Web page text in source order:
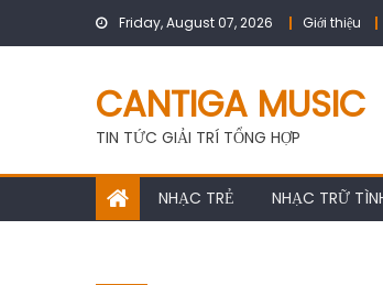
Friday, August 07, 2026 Giới thiệu
CANTIGA MUSIC
TIN TỨC GIẢI TRÍ TỔNG HỢP
NHẠC TRẺ NHẠC TRỮ